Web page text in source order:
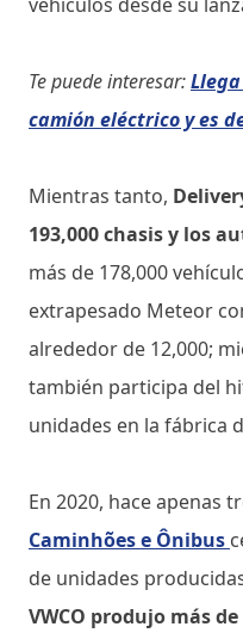
Te puede interesar:
camión eléctrico y es
Mientras tanto,
193,000 chasis y los
más de 178,000
extrapesado Meteor
alrededor de 12,000;
también participa del
unidades en la fábrica
En 2020, hace apenas
Caminhões e Ônibus
de unidades
VWCO produjo más